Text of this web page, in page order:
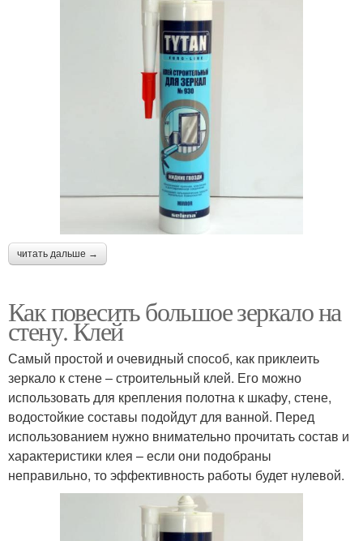
читать дальше →
Как повесить большое зеркало на
стену. Клей
Самый простой и очевидный способ, как приклеить
зеркало к стене – строительный клей. Его можно
использовать для крепления полотна к шкафу, стене,
водостойкие составы подойдут для ванной. Перед
использованием нужно внимательно прочитать состав и
характеристики клея – если они подобраны
неправильно, то эффективность работы будет нулевой.